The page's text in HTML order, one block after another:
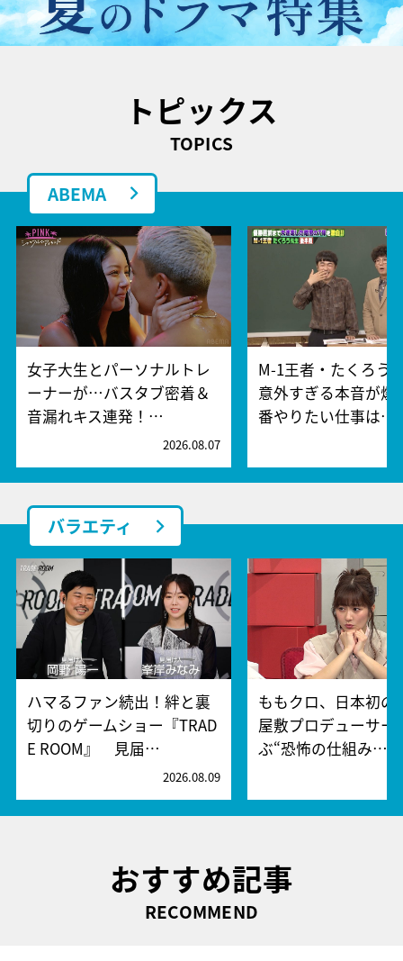
トピックス
TOPICS
ABEMA
女子大生とパーソナルトレ
ーナーが…バスタブ密着＆
音漏れキス連発！…
2026.08.07
M-1王者・たくろう
意外すぎる本音が爆
番やりたい仕事は…
バラエティ
ハマるファン続出！絆と裏
切りのゲームショー『TRAD
E ROOM』 見届…
2026.08.09
ももクロ、日本初の
屋敷プロデューサー
ぶ“恐怖の仕組み…
おすすめ記事
RECOMMEND